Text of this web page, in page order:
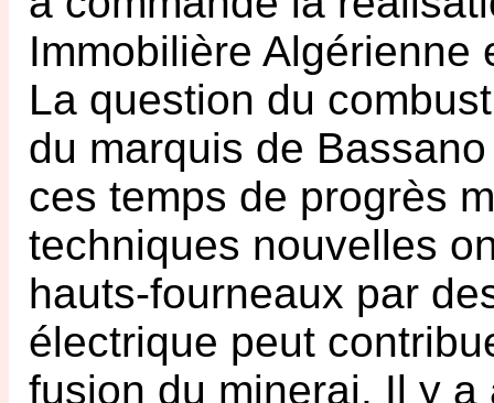
Immobilière Algérienne
La question du
du marquis de
ces temps de progrès
techniques nouvelles
hauts-fourneaux par
électrique peut
fusion du minerai. Il y